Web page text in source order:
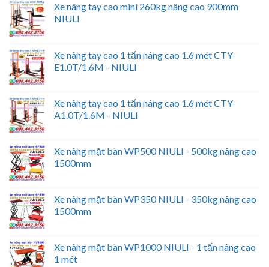
Xe nâng tay cao mini 260kg nâng cao 900mm
NIULI
Xe nâng tay cao 1 tấn nâng cao 1.6 mét CTY-
E1.0T/1.6M - NIULI
Xe nâng tay cao 1 tấn nâng cao 1.6 mét CTY-
A1.0T/1.6M - NIULI
Xe nâng mặt bàn WP500 NIULI - 500kg nâng cao
1500mm
Xe nâng mặt bàn WP350 NIULI - 350kg nâng cao
1500mm
Xe nâng mặt bàn WP1000 NIULI - 1 tấn nâng cao
1 mét